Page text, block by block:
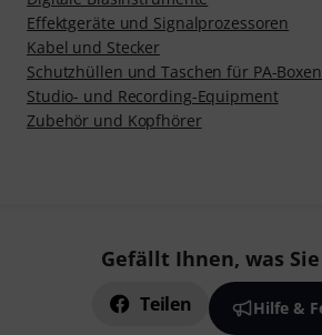
Effektgeräte und Signalprozessoren
Kabel und Stecker
Schutzhüllen und Taschen für PA-Boxen
Studio- und Recording-Equipment
Zubehör und Kopfhörer
Gefällt Ihnen, was
Teilen Hilfe &